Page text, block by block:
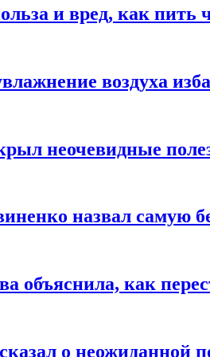
и вред, как пить
воздуха
неочевидные
назвал самую
объяснила, как
о неожиданной